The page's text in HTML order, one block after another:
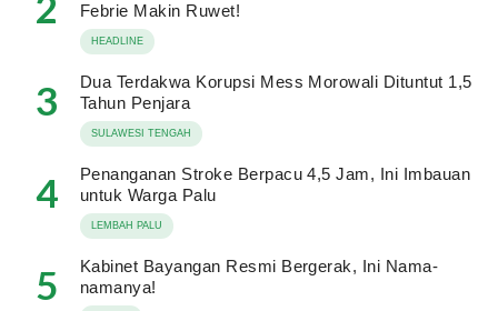
Febrie Makin Ruwet!
HEADLINE
3
Dua Terdakwa Korupsi Mess Morowali Dituntut 1,5
Tahun Penjara
SULAWESI TENGAH
4
Penanganan Stroke Berpacu 4,5 Jam, Ini Imbauan
untuk Warga Palu
LEMBAH PALU
5
Kabinet Bayangan Resmi Bergerak, Ini Nama-
namanya!